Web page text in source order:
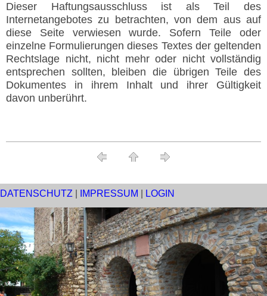
Dieser Haftungsausschluss ist als Teil des
Internetangebotes zu betrachten, von dem aus auf
diese Seite verwiesen wurde. Sofern Teile oder
einzelne Formulierungen dieses Textes der geltenden
Rechtslage nicht, nicht mehr oder nicht vollständig
entsprechen sollten, bleiben die übrigen Teile des
Dokumentes in ihrem Inhalt und ihrer Gültigkeit
davon unberührt.
DATENSCHUTZ IMPRESSUM LOGIN